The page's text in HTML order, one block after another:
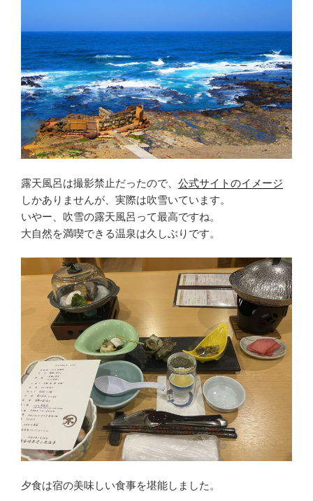
露天風呂は撮影禁止だったので、 公式サイトのイメージ
しかありませんが、実際は吹雪いています。
いやー、吹雪の露天風呂って最高ですね。
大自然を満喫できる温泉は久しぶりです。
夕食は宿の美味しい食事を堪能しました。